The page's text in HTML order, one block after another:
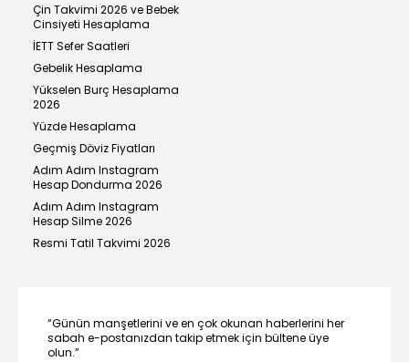
Çin Takvimi 2026 ve Bebek
Cinsiyeti Hesaplama
İETT Sefer Saatleri
Gebelik Hesaplama
Yükselen Burç Hesaplama
2026
Yüzde Hesaplama
Geçmiş Döviz Fiyatları
Adım Adım Instagram
Hesap Dondurma 2026
Adım Adım Instagram
Hesap Silme 2026
Resmi Tatil Takvimi 2026
“Günün manşetlerini ve en çok okunan haberlerini her
sabah e-postanızdan takip etmek için bültene üye
olun.”